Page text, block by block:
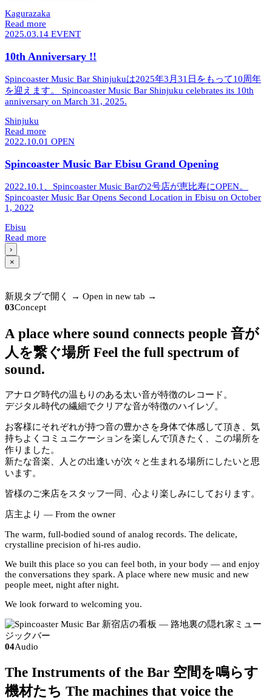
Kagurazaka
Read more
2025.03.14 EVENT
10th Anniversary !!
Spincoaster Music Bar Shinjukuは2025年3月31日をもって10周年
を迎えます。
Spincoaster Music Bar Shinjuku celebrates its 10th
anniversary on March 31, 2025.
Shinjuku
Read more
2022.10.01 OPEN
Spincoaster Music Bar Ebisu Grand Opening
2022.10.1、Spincoaster Music Barの2号店が恵比寿にOPEN。
Spincoaster Music Bar Opens Second Location in Ebisu on October
1, 2022
Ebisu
Read more
›
×
新規タブで開く → Open in new tab →
03Concept
A place where sound connects people 音が
人を繋ぐ場所 Feel the full spectrum of
sound.
アナログ時代の温もりのある太い音が特徴のレコード。
デジタル時代の繊細でクリアな音が特徴のハイレゾ。
お客様にそれぞれが持つ音の豊かさを身体で体感して頂き、気
持ちよくコミュニケーションを楽しんで頂きたく、この場所を
作りました。
新たな音楽、人との出逢いが次々と生まれる場所にしたいと思
います。
皆様のご来店をスタッフ一同、心より楽しみにしております。
店主より — From the owner
The warm, full-bodied sound of analog records. The delicate,
crystalline precision of hi-res audio.
We built this place so you can feel both, in your body — and enjoy
the conversations they spark. A place where new music and new
people meet, night after night.
We look forward to welcoming you.
04Audio
The Instruments of the Bar 空間を鳴らす
機材たち The machines that voice the